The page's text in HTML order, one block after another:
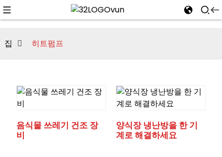
집 히트펌프
음식물 쓰레기 건조 장
비
양식장 냉난방을 한 기
계로 해결하세요